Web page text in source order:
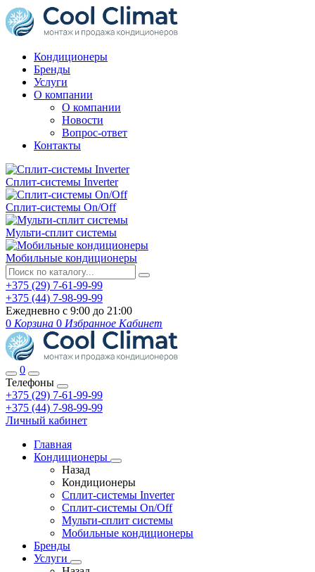
Кондиционеры
Бренды
Услуги
О компании
О компании
Новости
Вопрос-ответ
Контакты
Сплит-системы Inverter
Сплит-системы On/Off
Мульти-сплит системы
Мобильные кондиционеры
+375 (29) 7-61-99-99
+375 (44) 7-98-99-99
Ежедневно с 9:00 до 21:00
0 Корзина 0 Избранное Кабинет
0
Телефоны
+375 (29) 7-61-99-99
+375 (44) 7-98-99-99
Личный кабинет
Главная
Кондиционеры
Назад
Кондиционеры
Сплит-системы Inverter
Сплит-системы On/Off
Мульти-сплит системы
Мобильные кондиционеры
Бренды
Услуги